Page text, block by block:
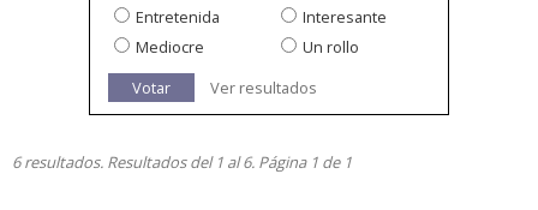
Entretenida
Interesante
Mediocre
Un rollo
Votar
Ver resultados
6 resultados. Resultados del 1 al 6. Página 1 de 1